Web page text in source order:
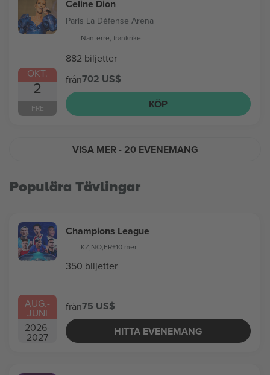
OKT.
2
FRE
Celine Dion
Paris La Défense Arena
Nanterre, frankrike
882 biljetter
från702 US$
KÖP
VISA MER- 20 EVENEMANG
Populära Tävlingar
AUG.-
JUNI
2026-
2027
Champions League
KZ,NO,FR+10 mer
350 biljetter
från75 US$
HITTA EVENEMANG